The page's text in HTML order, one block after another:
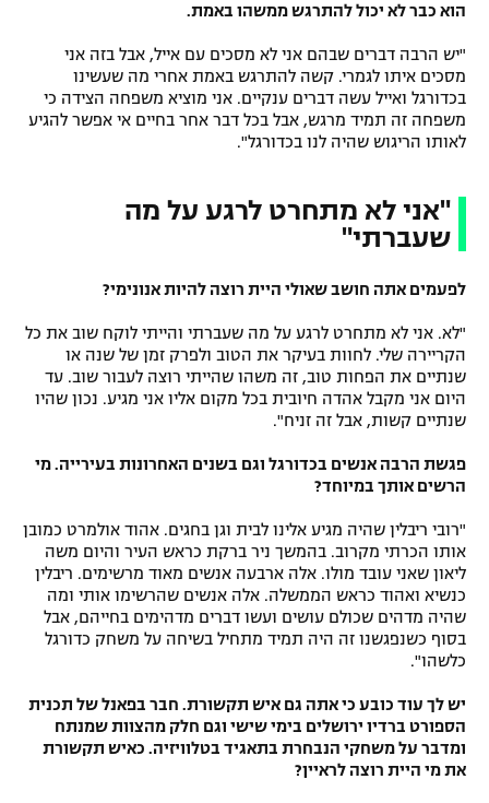
הוא כבר לא יכול להתרגש ממשהו באמת.
"יש הרבה דברים שבהם אני לא מסכים עם אייל, אבל בזה אני
מסכים איתו לגמרי. קשה להתרגש באמת אחרי מה שעשינו
בכדורגל ואייל עשה דברים ענקיים. אני מוציא משפחה הצידה כי
משפחה זה תמיד מרגש, אבל בכל דבר אחר בחיים אי אפשר להגיע
לאותו הריגוש שהיה לנו בכדורגל".
"אני לא מתחרט לרגע על מה
שעברתי"
לפעמים אתה חושב שאולי היית רוצה להיות אנונימי?
"לא. אני לא מתחרט לרגע על מה שעברתי והייתי לוקח שוב את כל
הקריירה שלי. לחוות בעיקר את הטוב ולפרק זמן של שנה או
שנתיים את הפחות טוב, זה משהו שהייתי רוצה לעבור שוב. עד
היום אני מקבל אהדה חיובית בכל מקום אליו אני מגיע. נכון שהיו
שנתיים קשות, אבל זה זניח".
פגשת הרבה אנשים בכדורגל וגם בשנים האחרונות בעירייה. מי
הרשים אותך במיוחד?
"רובי ריבלין שהיה מגיע אלינו לבית וגן בחגים. אהוד אולמרט כמובן
אותו הכרתי מקרוב. בהמשך ניר ברקת כראש העיר והיום משה
ליאון שאני עובד מולו. אלה ארבעה אנשים מאוד מרשימים. ריבלין
כנשיא ואהוד כראש הממשלה. אלה אנשים שהרשימו אותי ומה
שהיה מדהים שכולם עושים ועשו דברים מדהימים בחייהם, אבל
בסוף כשנפגשנו זה היה תמיד מתחיל בשיחה על משחק כדורגל
כלשהו".
יש לך עוד כובע כי אתה גם איש תקשורת. חבר בפאנל של תכנית
הספורט ברדיו ירושלים בימי שישי וגם חלק מהצוות שמנתח
ומדבר על משחקי הנבחרת בתאגיד בטלוויזיה. כאיש תקשורת
את מי היית רוצה לראיין?